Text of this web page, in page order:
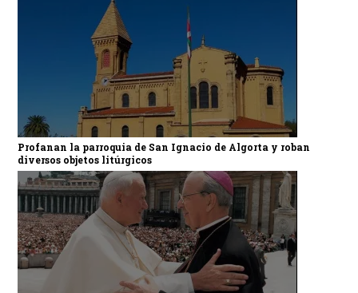
Profanan la parroquia de San Ignacio de Algorta y roban
diversos objetos litúrgicos